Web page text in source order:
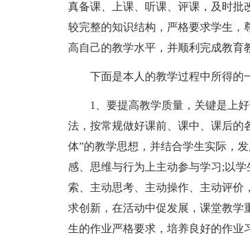
真备课、上课、听课、评课，及时批
较完整的知识结构，严格要求学生，
高自己的教学水平，并顺利完成教育
下面是本人的教学过程中所得的
1、要提高教学质量，关键是上
法，按常规做好课前、课中、课后的
体”的教学思想，并结合学生实际，
感、思维与行为上主动参与学习;以
索、主动思考、主动操作、主动评价
求创新，在活动中促发展，课堂教学
生的作业严格要求，培养良好的作业